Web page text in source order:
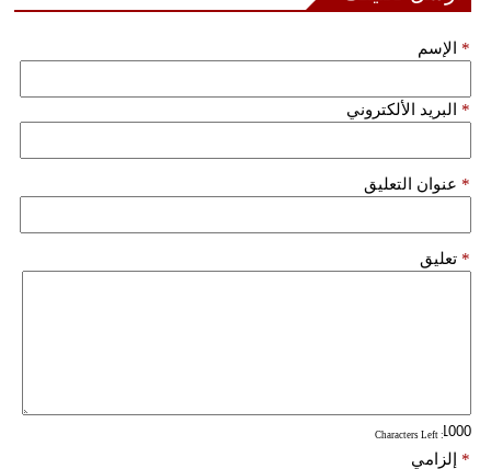
الإسم *
البريد الألكتروني *
عنوان التعليق *
تعليق *
: Characters Left
إلزامي *